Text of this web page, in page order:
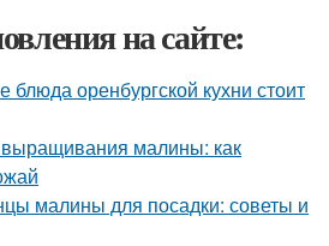
на сайте:
блюда оренбургской кухни стоит
малины: как
малины для посадки: советы и